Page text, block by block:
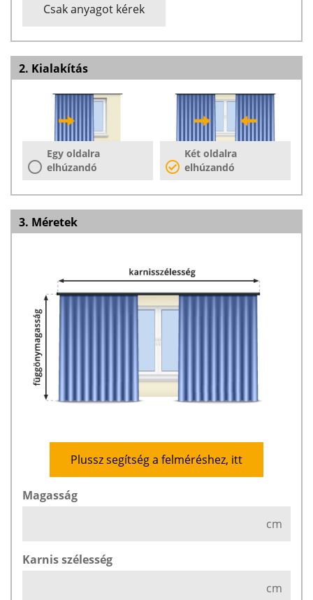
Csak anyagot kérek
2. Kialakítás
Egy oldalra
elhúzandó
Két oldalra
elhúzandó
3. Méretek
Plussz segítség a felméréshez, itt
Magasság
cm
Karnis szélesség
cm